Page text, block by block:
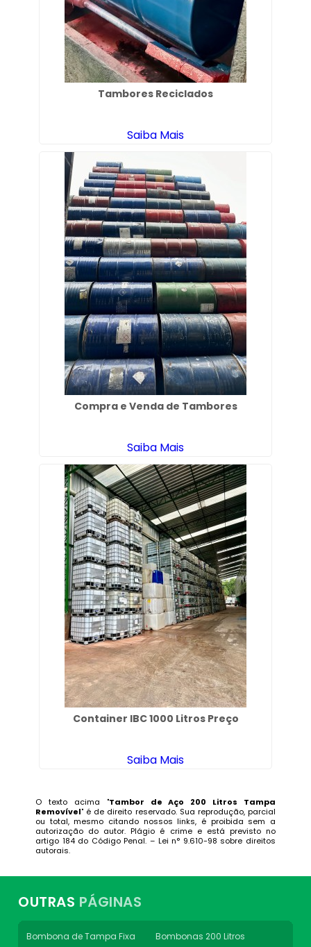
Tambores Reciclados
Saiba Mais
Compra e Venda de Tambores
Saiba Mais
Container IBC 1000 Litros Preço
Saiba Mais
O texto acima "Tambor de Aço 200 Litros Tampa
Removível" é de direito reservado. Sua reprodução, parcial
ou total, mesmo citando nossos links, é proibida sem a
autorização do autor. Plágio é crime e está previsto no
artigo 184 do Código Penal. – Lei n° 9.610-98 sobre direitos
autorais.
OUTRAS PÁGINAS
Bombona de Tampa Fixa
Bombonas 200 Litros